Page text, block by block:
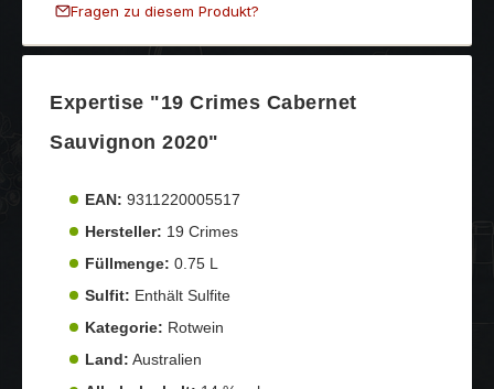
Fragen zu diesem Produkt?
Expertise "19 Crimes Cabernet
Sauvignon 2020"
EAN: 9311220005517
Hersteller: 19 Crimes
Füllmenge: 0.75 L
Sulfit: Enthält Sulfite
Kategorie: Rotwein
Land: Australien